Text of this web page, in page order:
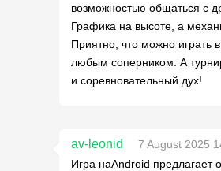
возможностью общаться с
Графика на высоте, а
Приятно, что можно играть
любым соперником. А
и соревновательный дух!
av-leonid
7 August 2025
Игра наAndroid предлагает